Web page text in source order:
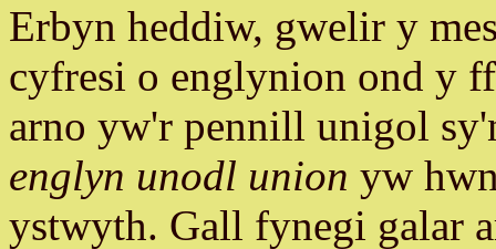
Erbyn heddiw, gwelir y
cyfresi o englynion ond y
arno yw'r pennill unigol
englyn unodl union yw
ystwyth. Gall fynegi galar